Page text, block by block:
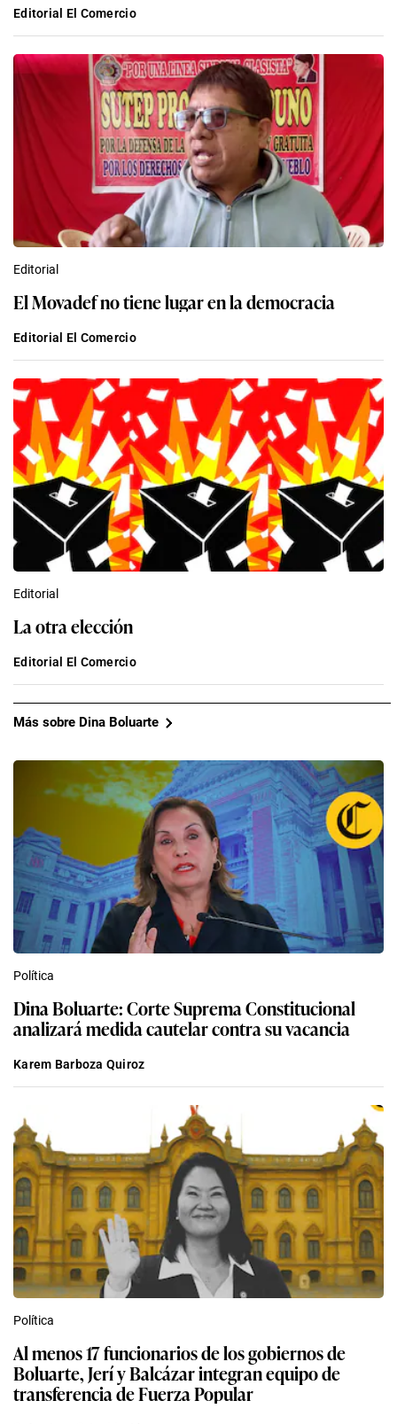
Editorial El Comercio
Editorial
El Movadef no tiene lugar en la democracia
Editorial El Comercio
Editorial
La otra elección
Editorial El Comercio
Más sobre Dina Boluarte
Política
Dina Boluarte: Corte Suprema Constitucional
analizará medida cautelar contra su vacancia
Karem Barboza Quiroz
Política
Al menos 17 funcionarios de los gobiernos de
Boluarte, Jerí y Balcázar integran equipo de
transferencia de Fuerza Popular